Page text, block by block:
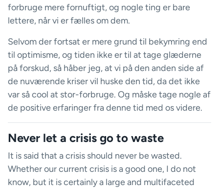
forbruge mere fornuftigt, og nogle ting er bare
lettere, når vi er fælles om dem.
Selvom der fortsat er mere grund til bekymring end
til optimisme, og tiden ikke er til at tage glæderne
på forskud, så håber jeg, at vi på den anden side af
de nuværende kriser vil huske den tid, da det ikke
var så cool at stor-forbruge. Og måske tage nogle af
de positive erfaringer fra denne tid med os videre.
Never let a crisis go to waste
It is said that a crisis should never be wasted.
Whether our current crisis is a good one, I do not
know, but it is certainly a large and multifaceted